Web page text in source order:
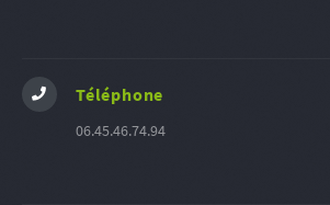
Téléphone
06.45.46.74.94